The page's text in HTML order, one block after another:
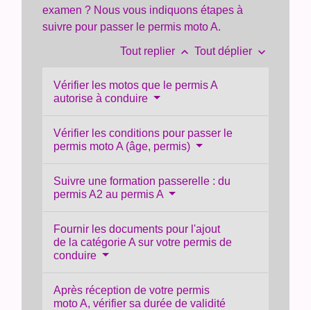
examen ? Nous vous indiquons étapes à
suivre pour passer le permis moto A.
Tout replier keyboard_arrow_up Tout déplier keyboard_arrow_down
Vérifier les motos que le permis A
autorise à conduire
Vérifier les conditions pour passer le
permis moto A (âge, permis)
Suivre une formation passerelle : du
permis A2 au permis A
Fournir les documents pour l'ajout
de la catégorie A sur votre permis de
conduire
Après réception de votre permis
moto A, vérifier sa durée de validité